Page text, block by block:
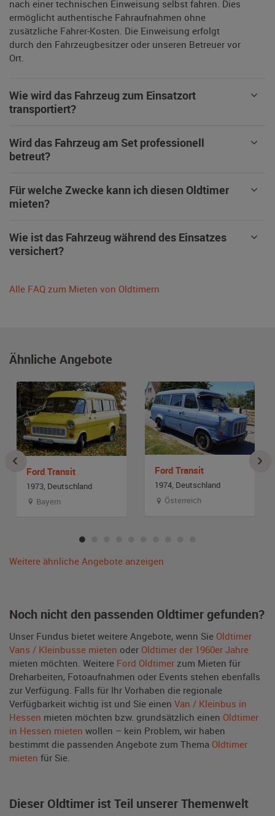
nach einer technischen Einweisung selbst fahren. Dies
ermöglicht authentische Fahraufnahmen ohne
zusätzliche Fahrer-Kosten. Die Einweisung erfolgt
durch den Fahrzeugbesitzer oder unseren Betreuer vor
Ort.
Wie wird das Fahrzeug zum Einsatzort
transportiert?
Wird das Fahrzeug am Set professionell
betreut?
Für welche Zwecke kann ich diesen Oldtimer
mieten?
Wie ist das Fahrzeug während des Einsatzes
versichert?
Alle FAQ zum Mieten von Oldtimern
Ähnliche Angebote
Ford Transit
1973, Deutschland
Bayern
Ford Transit
1974, Deutschland
Österreich
Weitere ähnliche Angebote anzeigen
Noch nicht den passenden Oldtimer gefunden?
Unser Fundus bietet weitere Angebote, wenn Sie Oldtimer
Vans / Kleinbusse mieten oder Oldtimer der 1960er Jahre
mieten möchten. Weitere Ford Oldtimer zum Mieten für
Dreharbeiten, Fotoaufnahmen oder Events stehen ebenfalls
zur Verfügung. Falls für Ihr Vorhaben die regionale
Verfügbarkeit wichtig ist und Sie einen Van / Kleinbus in
Hessen mieten möchten bzw. grundsätzlich einen Oldtimer
in Hessen mieten wollen – kein Problem, wir haben
bestimmt die passenden Angebote zum Thema Oldtimer
mieten für Sie.
Dieser Oldtimer ist Teil unserer Themenwelt